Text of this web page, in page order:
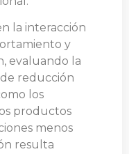
la interacción
y
evaluando la
reducción
los
productos
menos
resulta